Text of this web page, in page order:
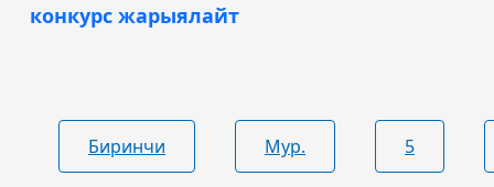
конкурс жарыялайт
Биринчи Мур. 5